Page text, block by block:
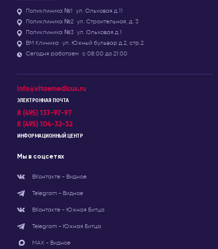
Поликлиника №1 ул. Ольховая д.11
Поликлиника №2 ул. Строительная, д. 3
Поликлиника №3 ул. Ольховая д.1
ВМ Клиника ул. Южный бульвар д.2, стр.2
Сегодня работаем с 08:00 до 21:00
info@vitaemedicus.ru
ЭЛЕКТРОННАЯ ПОЧТА
8 (495) 137-97-97
8 (495) 104-32-32
ИНФОРМАЦИОННЫЙ ЦЕНТР
Мы в соцсетях
ВКонтакте - Видное
Telegram - Видное
ВКонтакте - Южная Битца
Telegram - Южная Битца
МАХ - Видное